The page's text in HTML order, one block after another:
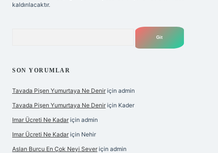
kaldırılacaktır.
SON YORUMLAR
Tavada Pişen Yumurtaya Ne Denir için admin
Tavada Pişen Yumurtaya Ne Denir için Kader
Imar Ücreti Ne Kadar için admin
Imar Ücreti Ne Kadar için Nehir
Aslan Burcu En Çok Neyi Sever için admin